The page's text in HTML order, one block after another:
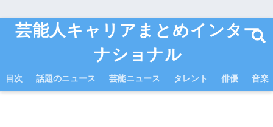
芸能人キャリアまとめインター
ナショナル
目次 話題のニュース 芸能ニュース タレント 俳優 音楽